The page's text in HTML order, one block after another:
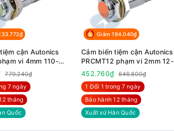
cận Autonics
vi 4mm 110-
779.240₫
7 ngày
tháng
Quốc
Giảm 194.040₫
Cảm biến tiệm cận Autonics
PRCMT12 phạm vi 2mm 12-
24VDC
452.760₫
646.800₫
1 Đổi 1 trong 7 ngày
Bảo hành 12 tháng
Xuất xứ Hàn Quốc